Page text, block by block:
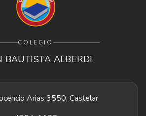
COLEGIO
BAUTISTA ALBERDI
Arias 3550, Castelar